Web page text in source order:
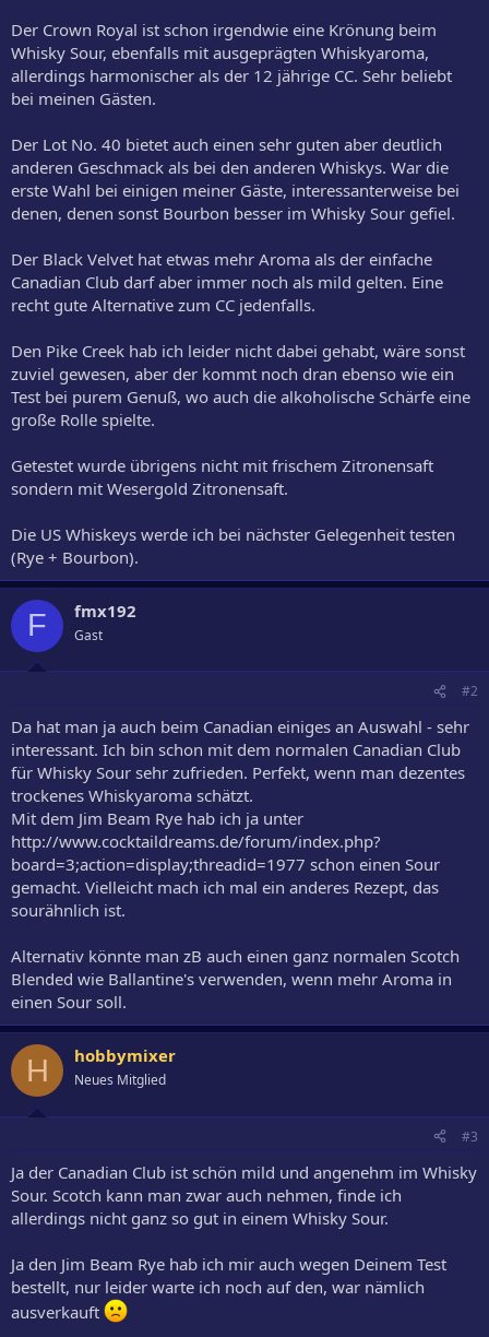
Der Crown Royal ist schon irgendwie eine Krönung beim
Whisky Sour, ebenfalls mit ausgeprägten Whiskyaroma,
allerdings harmonischer als der 12 jährige CC. Sehr beliebt
bei meinen Gästen.
Der Lot No. 40 bietet auch einen sehr guten aber deutlich
anderen Geschmack als bei den anderen Whiskys. War die
erste Wahl bei einigen meiner Gäste, interessanterweise bei
denen, denen sonst Bourbon besser im Whisky Sour gefiel.
Der Black Velvet hat etwas mehr Aroma als der einfache
Canadian Club darf aber immer noch als mild gelten. Eine
recht gute Alternative zum CC jedenfalls.
Den Pike Creek hab ich leider nicht dabei gehabt, wäre sonst
zuviel gewesen, aber der kommt noch dran ebenso wie ein
Test bei purem Genuß, wo auch die alkoholische Schärfe eine
große Rolle spielte.
Getestet wurde übrigens nicht mit frischem Zitronensaft
sondern mit Wesergold Zitronensaft.
Die US Whiskeys werde ich bei nächster Gelegenheit testen
(Rye + Bourbon).
F fmx192
Gast
#2
Da hat man ja auch beim Canadian einiges an Auswahl - sehr
interessant. Ich bin schon mit dem normalen Canadian Club
für Whisky Sour sehr zufrieden. Perfekt, wenn man dezentes
trockenes Whiskyaroma schätzt.
Mit dem Jim Beam Rye hab ich ja unter
http://www.cocktaildreams.de/forum/index.php?
board=3;action=display;threadid=1977 schon einen Sour
gemacht. Vielleicht mach ich mal ein anderes Rezept, das
sourähnlich ist.
Alternativ könnte man zB auch einen ganz normalen Scotch
Blended wie Ballantine's verwenden, wenn mehr Aroma in
einen Sour soll.
H hobbymixer
Neues Mitglied
#3
Ja der Canadian Club ist schön mild und angenehm im Whisky
Sour. Scotch kann man zwar auch nehmen, finde ich
allerdings nicht ganz so gut in einem Whisky Sour.
Ja den Jim Beam Rye hab ich mir auch wegen Deinem Test
bestellt, nur leider warte ich noch auf den, war nämlich
ausverkauft